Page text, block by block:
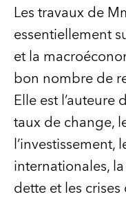
Les travaux de
essentiellement
et la
bon nombre de
Elle est
taux de change,
l’investissement,
internationales,
dette et les